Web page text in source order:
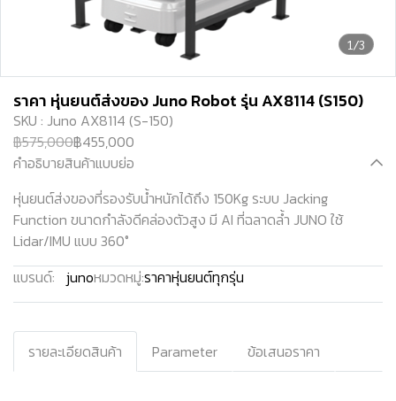
1/3
ราคา หุ่นยนต์ส่งของ Juno Robot รุ่น AX8114 (S150)
SKU : Juno AX8114 (S-150)
฿575,000฿455,000
คำอธิบายสินค้าแบบย่อ
หุ่นยนต์ส่งของที่รองรับน้ำหนักได้ถึง 150Kg ระบบ Jacking
Function ขนาดกำลังดีคล่องตัวสูง มี AI ที่ฉลาดล้ำ JUNO ใช้
Lidar/IMU แบบ 360°
แบรนด์: junoหมวดหมู่:ราคาหุ่นยนต์ทุกรุ่น
รายละเอียดสินค้า Parameter ข้อเสนอราคา